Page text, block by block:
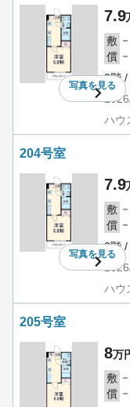
写真を見る
7.9
敷 －
償 －
2階 /
ハウ
204号室
写真を見る
7.9
敷 －
償 －
2階 /
ハウ
205号室
8万
敷 －
償 －